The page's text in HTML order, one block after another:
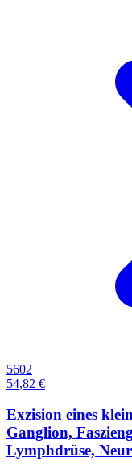
5602
54,82 €
Exzision eines
Ganglion,
Lymphdrüse,